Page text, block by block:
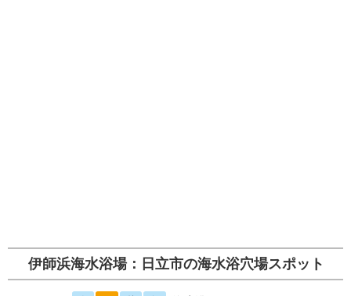
伊師浜海水浴場：日立市の海水浴穴場スポット